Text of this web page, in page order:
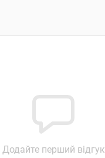
Додайте перший відгук